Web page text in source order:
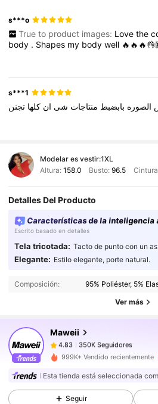
s***o
True to product images: Love the
body . Shapes my bodywell
s***1
الصوره بابضبط منتاجات شى ان كلها تجنن
Modelar es vestir:1XL
Altura: 158.0 Busto:96.5
Detalles Del Producto
Características de la
Escrito basado en detalles
Tela tricotada: Tacto de punto con un
Elegante: Estilo elegante, porte natural.
Composición: 95% Poliéster, 5%
Ver más
Maweii
4.83
4.83
350K Seguidores
j***o seguidoHace 1 horas
4.83
350K Seguidores
4.83 350K Seguidores
4.83 350K Seguidores
999K+ Vendido recientemente
Esta tienda está seleccionada
Seguir